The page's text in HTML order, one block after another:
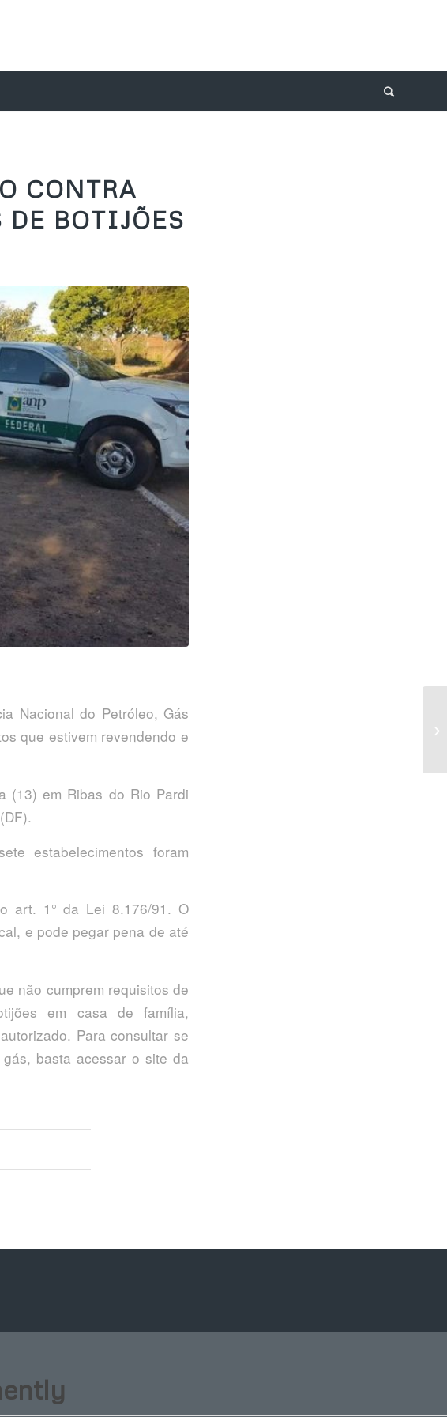
CONTRA
DE BOTIJÕES
Nacional do Petróleo, Gás
que estivem revendendo e
(13) em Ribas do Rio Pardi
estabelecimentos foram
art. 1° da Lei 8.176/91. O
e pode pegar pena de até
não cumprem requisitos de
em casa de família,
Para consultar se
basta acessar o site da